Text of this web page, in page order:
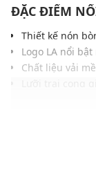
ĐẶC ĐIỂM
Thiết kế nón
Logo LA nổi
Chất liệu vải
Dây điều